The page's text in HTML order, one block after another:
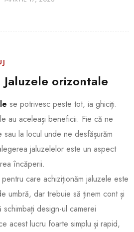
Jaluzele orizontale
se potrivesc peste tot, ia ghiciți.
au aceleași beneficii. Fie că ne
la locul unde ne desfășurăm
jaluzelelor este un aspect
încăperii.
care achiziționăm jaluzele este
umbră, dar trebuie să ținem cont și
design-ul camerei
acest lucru foarte simplu și rapid,